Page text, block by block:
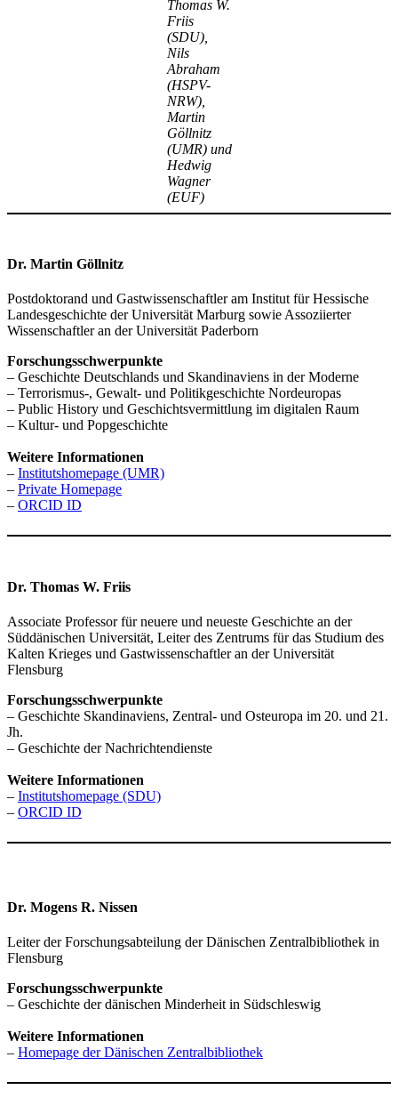
Thomas W.
Friis
(SDU),
Nils
Abraham
(HSPV-
NRW),
Martin
Göllnitz
(UMR) und
Hedwig
Wagner
(EUF)
Dr. Martin Göllnitz
Postdoktorand und Gastwissenschaftler am Institut für Hessische
Landesgeschichte der Universität Marburg sowie Assoziierter
Wissenschaftler an der Universität Paderborn
Forschungsschwerpunkte
– Geschichte Deutschlands und Skandinaviens in der Moderne
– Terrorismus-, Gewalt- und Politikgeschichte Nordeuropas
– Public History und Geschichtsvermittlung im digitalen Raum
– Kultur- und Popgeschichte
Weitere Informationen
– Institutshomepage (UMR)
– Private Homepage
– ORCID ID
Dr. Thomas W. Friis
Associate Professor für neuere und neueste Geschichte an der
Süddänischen Universität, Leiter des Zentrums für das Studium des
Kalten Krieges und Gastwissenschaftler an der Universität
Flensburg
Forschungsschwerpunkte
– Geschichte Skandinaviens, Zentral- und Osteuropa im 20. und 21.
Jh.
– Geschichte der Nachrichtendienste
Weitere Informationen
– Institutshomepage (SDU)
– ORCID ID
Dr. Mogens R. Nissen
Leiter der Forschungsabteilung der Dänischen Zentralbibliothek in
Flensburg
Forschungsschwerpunkte
– Geschichte der dänischen Minderheit in Südschleswig
Weitere Informationen
– Homepage der Dänischen Zentralbibliothek